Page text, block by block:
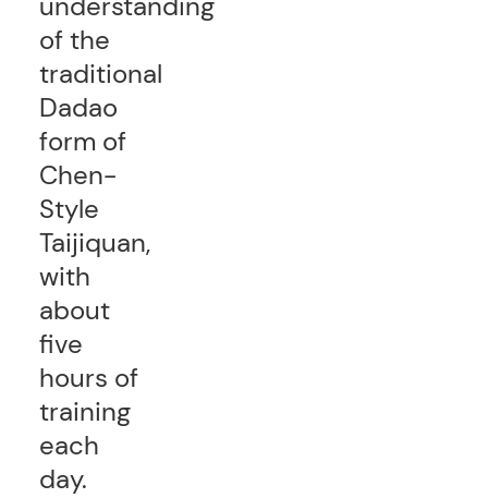
of the
traditional
Dadao
form of
Chen-
Style
Taijiquan,
with
about
five
hours of
training
each
day.